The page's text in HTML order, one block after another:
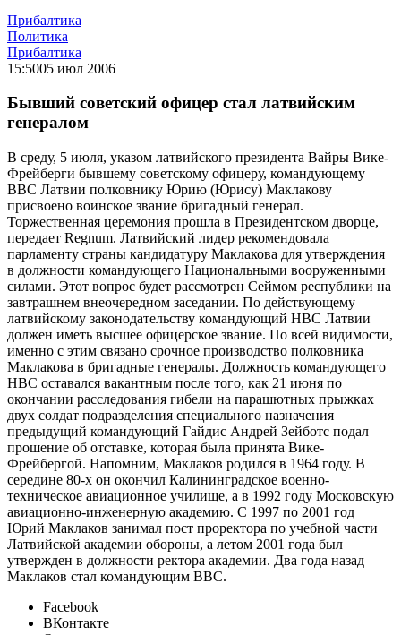
Прибалтика
Политика
Прибалтика
15:5005 июл 2006
Бывший советский офицер стал латвийским
генералом
В среду, 5 июля, указом латвийского президента Вайры Вике-
Фрейберги бывшему советскому офицеру, командующему
ВВС Латвии полковнику Юрию (Юрису) Маклакову
присвоено воинское звание бригадный генерал.
Торжественная церемония прошла в Президентском дворце,
передает Regnum. Латвийский лидер рекомендовала
парламенту страны кандидатуру Маклакова для утверждения
в должности командующего Национальными вооруженными
силами. Этот вопрос будет рассмотрен Сеймом республики на
завтрашнем внеочередном заседании. По действующему
латвийскому законодательству командующий НВС Латвии
должен иметь высшее офицерское звание. По всей видимости,
именно с этим связано срочное производство полковника
Маклакова в бригадные генералы. Должность командующего
НВС оставался вакантным после того, как 21 июня по
окончании расследования гибели на парашютных прыжках
двух солдат подразделения специального назначения
предыдущий командующий Гайдис Андрей Зейботс подал
прошение об отставке, которая была принята Вике-
Фрейбергой. Напомним, Маклаков родился в 1964 году. В
середине 80-х он окончил Калининградское военно-
техническое авиационное училище, а в 1992 году Московскую
авиационно-инженерную академию. С 1997 по 2001 год
Юрий Маклаков занимал пост проректора по учебной части
Латвийской академии обороны, а летом 2001 года был
утвержден в должности ректора академии. Два года назад
Маклаков стал командующим ВВС.
Facebook
ВКонтакте